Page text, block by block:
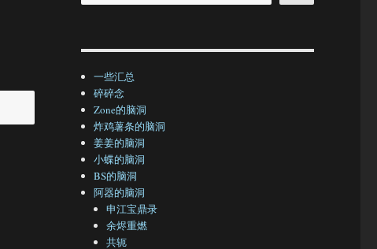
一些汇总
碎碎念
Zone的脑洞
炸鸡薯条的脑洞
姜姜的脑洞
小蝶的脑洞
BS的脑洞
阿器的脑洞
申江宝鼎录
余烬重燃
共轭